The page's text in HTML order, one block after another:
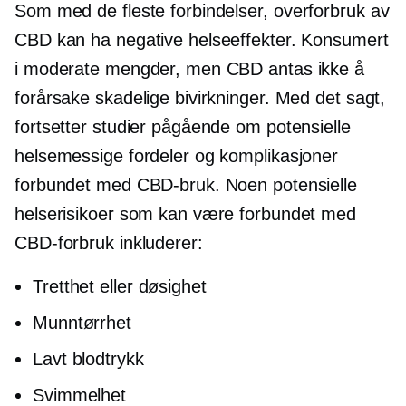
Som med de fleste forbindelser, overforbrukav
CBD kan ha negative helseeffekter. Konsumert
i moderate mengder, men CBD antas ikke å
forårsake skadelige bivirkninger. Med det sagt,
fortsetter studier pågående om potensielle
helsemessige fordeler og komplikasjoner
forbundet med CBD-bruk. Noen potensielle
helserisikoer som kan være forbundet med
CBD-forbruk inkluderer:
Tretthet eller døsighet
Munntørrhet
Lavt blodtrykk
Svimmelhet